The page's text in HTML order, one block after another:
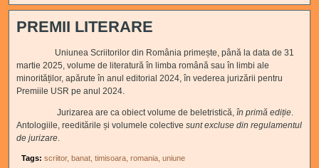
PREMII LITERARE
Uniunea Scriitorilor din România primește, până la data de 31
martie 2025, volume de literatură în limba română sau în limbi ale
minorităților, apărute în anul editorial 2024, în vederea jurizării pentru
Premiile USR pe anul 2024.
Jurizarea are ca obiect volume de beletristică,în primă ediție.
Antologiile, reeditările și volumele colectivesunt excluse din regulamentul
de jurizare.
Tags:scriitor banat timisoara romania uniune